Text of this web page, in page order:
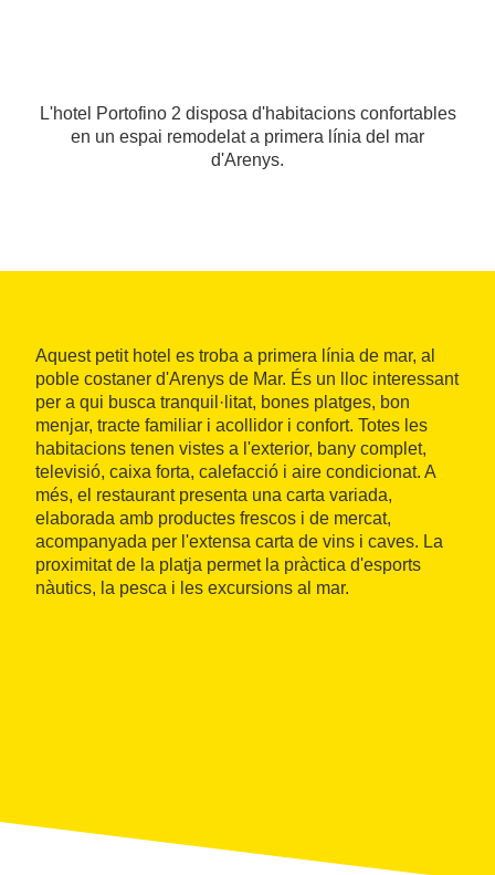
L'hotel Portofino 2 disposa d'habitacions confortables
en un espai remodelat a primera línia del mar
d'Arenys.
Aquest petit hotel es troba a primera línia de mar, al
poble costaner d'Arenys de Mar. És un lloc interessant
per a qui busca tranquil·litat, bones platges, bon
menjar, tracte familiar i acollidor i confort. Totes les
habitacions tenen vistes a l'exterior, bany complet,
televisió, caixa forta, calefacció i aire condicionat. A
més, el restaurant presenta una carta variada,
elaborada amb productes frescos i de mercat,
acompanyada per l'extensa carta de vins i caves. La
proximitat de la platja permet la pràctica d'esports
nàutics, la pesca i les excursions al mar.